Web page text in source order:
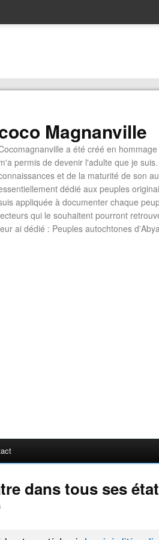
Magnanville
a été créé en
permis de devenir l'adulte que je
et de la maturité de son
dédié aux peuples
appliquée à documenter chaque
qui le souhaitent pourront
ai dédié : Peuples autochtones
dans tous ses